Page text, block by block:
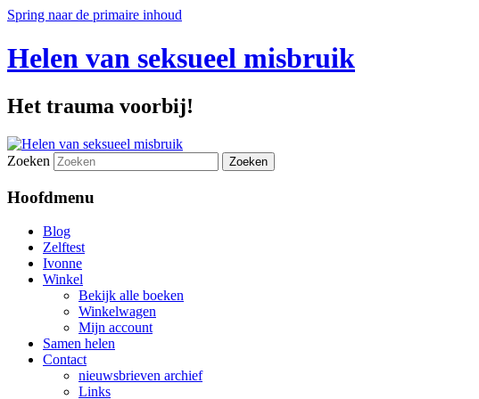
Spring naar de primaire inhoud
Helen van seksueel misbruik
Het trauma voorbij!
Zoeken
Hoofdmenu
Blog
Zelftest
Ivonne
Winkel
Bekijk alle boeken
Winkelwagen
Mijn account
Samen helen
Contact
nieuwsbrieven archief
Links